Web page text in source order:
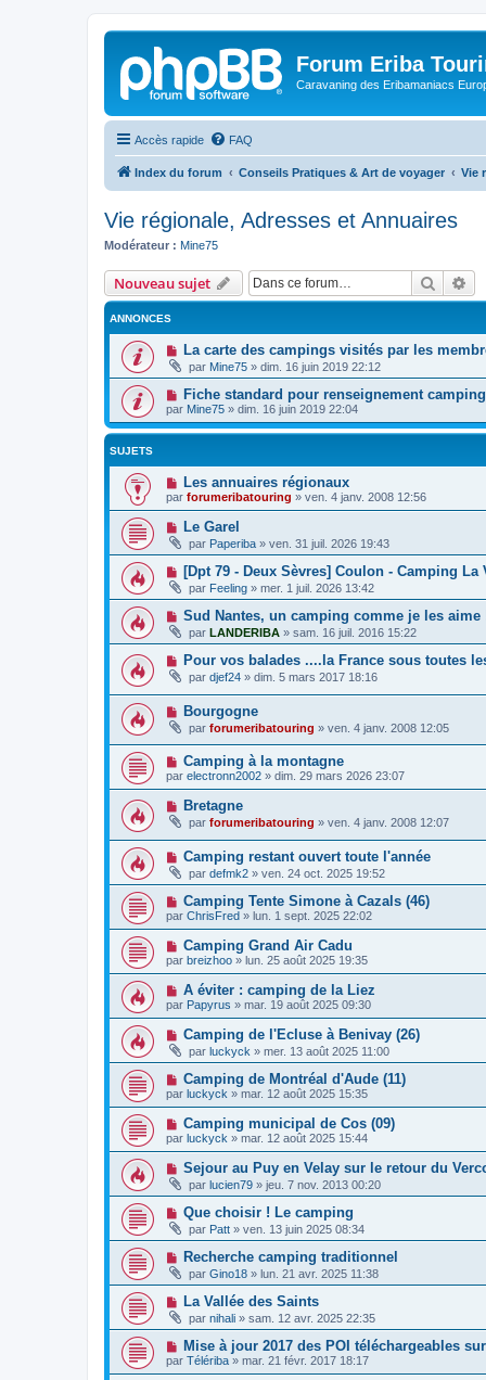
Forum Eriba
Caravaning des Eribamaniacs
Accès rapide FAQ
Index du forum Conseils Pratiques & Art de voyager Vie
Vie régionale, Adresses et Annuaires
Modérateur : Mine75
Nouveau sujet
ANNONCES
La carte des campings visités par les
par Mine75 » dim. 16 juin 2019 22:12
Fiche standard pour renseignement
par Mine75 » dim. 16 juin 2019 22:04
SUJETS
Les annuaires régionaux
par forumeribatouring » ven. 4 janv. 2008 12:56
Le Garel
par Paperiba » ven. 31 juil. 2026 19:43
[Dpt 79 - Deux Sèvres] Coulon - Camping La
par Feeling » mer. 1 juil. 2026 13:42
Sud Nantes, un camping comme je les aime
par LANDERIBA » sam. 16 juil. 2016 15:22
Pour vos balades ....la France sous toutes
par djef24 » dim. 5 mars 2017 18:16
Bourgogne
par forumeribatouring » ven. 4 janv. 2008 12:05
Camping à la montagne
par electronn2002 » dim. 29 mars 2026 23:07
Bretagne
par forumeribatouring » ven. 4 janv. 2008 12:07
Camping restant ouvert toute l'année
par defmk2 » ven. 24 oct. 2025 19:52
Camping Tente Simone à Cazals (46)
par ChrisFred » lun. 1 sept. 2025 22:02
Camping Grand Air Cadu
par breizhoo » lun. 25 août 2025 19:35
A éviter : camping de la Liez
par Papyrus » mar. 19 août 2025 09:30
Camping de l'Ecluse à Benivay (26)
par luckyck » mer. 13 août 2025 11:00
Camping de Montréal d'Aude (11)
par luckyck » mar. 12 août 2025 15:35
Camping municipal de Cos (09)
par luckyck » mar. 12 août 2025 15:44
Sejour au Puy en Velay sur le retour du
par lucien79 » jeu. 7 nov. 2013 00:20
Que choisir ! Le camping
par Patt » ven. 13 juin 2025 08:34
Recherche camping traditionnel
par Gino18 » lun. 21 avr. 2025 11:38
La Vallée des Saints
par nihali » sam. 12 avr. 2025 22:35
Mise à jour 2017 des POI téléchargeables
par Télériba » mar. 21 févr. 2017 18:17